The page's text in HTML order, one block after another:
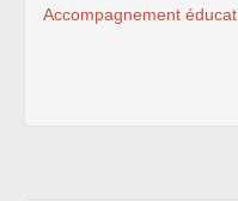
Accompagnement